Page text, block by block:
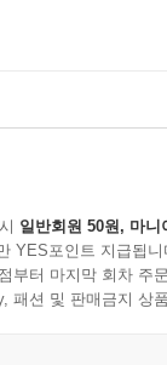
록해 독서토론 수
일반회원 50원, 마니
YES포인트 지급됩니
부터 마지막 회차 주
패션 및 판매금지 상